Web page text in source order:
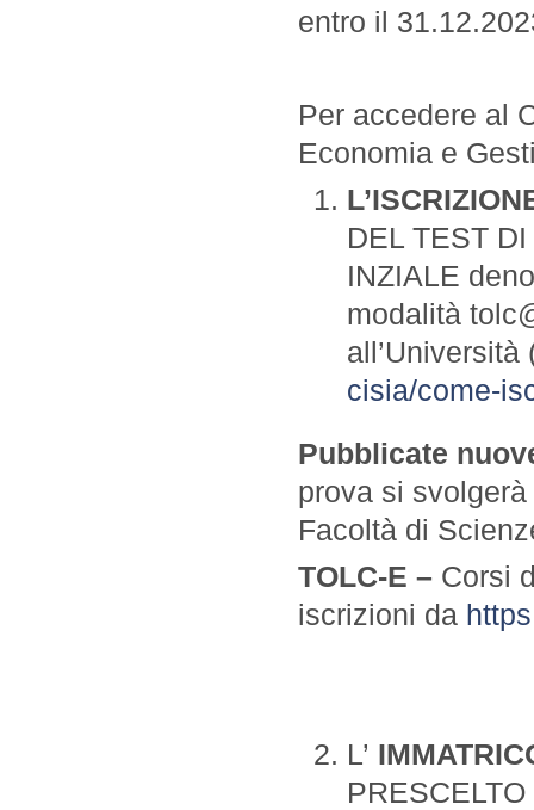
entro il
Per accedere al
Economia e
DEL TEST
INZIALE
modalità
all’Università
cisia/come-
Pubblicate
prova si
Facoltà di
TOLC-E – Corsi
iscrizioni da
L’
PRESCELTO